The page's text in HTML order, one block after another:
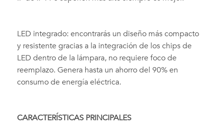
LED integrado: encontrarás un diseño más compacto
y resistente gracias a la integración de los chips de
LED dentro de la lámpara, no requiere foco de
reemplazo. Genera hasta un ahorro del 90% en
consumo de energía eléctrica.
CARACTERÍSTICAS PRINCIPALES